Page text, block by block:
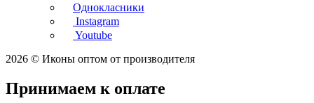
Однокласники
Instagram
Youtube
2026 © Иконы оптом от производителя
Принимаем к оплате